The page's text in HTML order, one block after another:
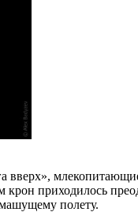
приходилось
полету.